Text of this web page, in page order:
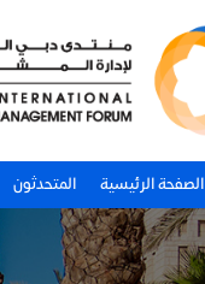
الصفحة الرئيسية المتحدثون